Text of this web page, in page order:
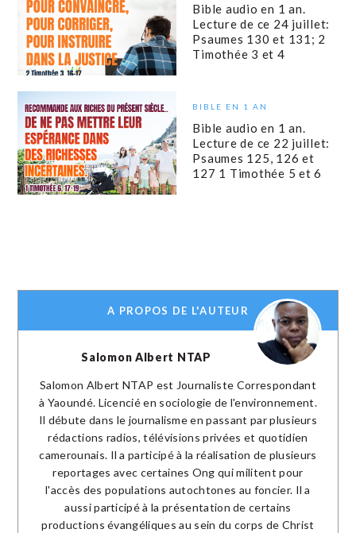
Bible audio en 1 an.
Lecture de ce 24 juillet:
Psaumes 130 et 131; 2
Timothée 3 et 4
BIBLE EN 1 AN
Bible audio en 1 an.
Lecture de ce 22 juillet:
Psaumes 125, 126 et
127 1 Timothée 5 et 6
A PROPOS DE L'AUTEUR
Salomon Albert NTAP
Salomon Albert NTAP est Journaliste Correspondant
à Yaoundé. Licencié en sociologie de l'environnement.
Il débute dans le journalisme en passant par plusieurs
rédactions radios, télévisions privées et quotidien
camerounais. Il a participé à la réalisation de plusieurs
reportages avec certaines Ong qui militent pour
l'accès des populations autochtones au foncier. Il a
aussi participé à la présentation de certains
productions évangéliques au sein du corps de Christ